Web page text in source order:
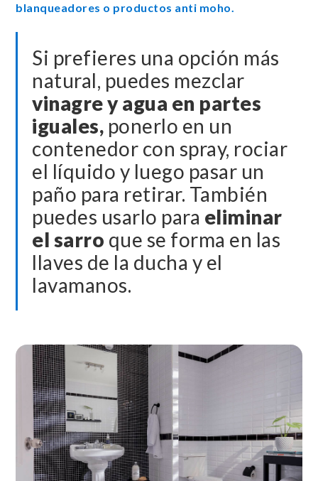
blanqueadores o productos anti moho.
Si prefieres una opción más
natural, puedes mezclar
vinagre y agua en partes
iguales, ponerlo en un
contenedor con spray, rociar
el líquido y luego pasar un
paño para retirar. También
puedes usarlo para eliminar
el sarro que se forma en las
llaves de la ducha y el
lavamanos.